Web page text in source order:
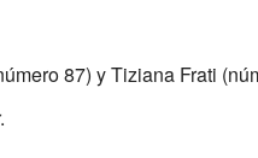
87) y Tiziana Frati